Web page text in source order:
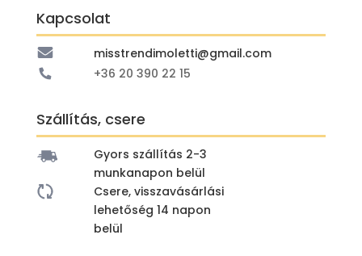
Kapcsolat
misstrendimoletti@gmail.com
+36 20 390 22 15
Szállítás, csere
Gyors szállítás 2-3
munkanapon belül
Csere, visszavásárlási
lehetőség 14 napon
belül